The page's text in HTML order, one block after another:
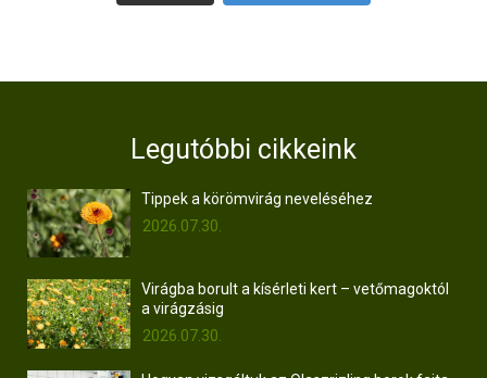
Legutóbbi cikkeink
Tippek a körömvirág neveléséhez
2026.07.30.
Virágba borult a kísérleti kert – vetőmagoktól
a virágzásig
2026.07.30.